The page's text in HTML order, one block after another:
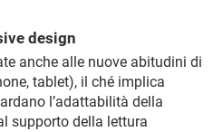
design
anche alle nuove abitudini di
tablet), il ché implica
l’adattabilità della
supporto della lettura